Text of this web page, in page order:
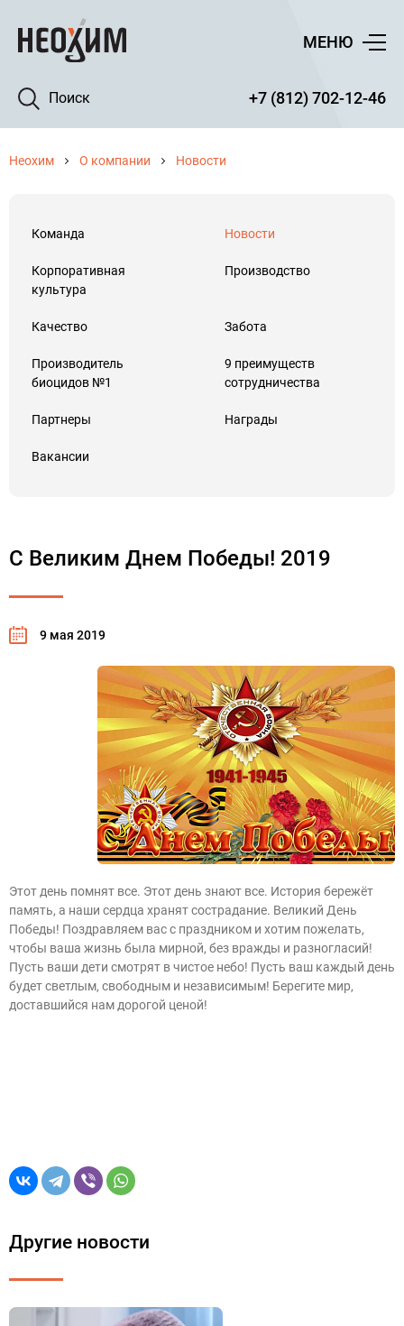
Поиск
МЕНЮ
+7 (812) 702-12-46
Неохим О компании Новости
Команда Новости
Корпоративная
культура
Производство
Качество Забота
Производитель
биоцидов №1
9 преимуществ
сотрудничества
Партнеры Награды
Вакансии
С Великим Днем Победы! 2019
9 мая 2019
Этот день помнят все. Этот день знают все. История бережёт
память, а наши сердца хранят сострадание. Великий День
Победы! Поздравляем вас с праздником и хотим пожелать,
чтобы ваша жизнь была мирной, без вражды и разногласий!
Пусть ваши дети смотрят в чистое небо! Пусть ваш каждый день
будет светлым, свободным и независимым! Берегите мир,
доставшийся нам дорогой ценой!
Другие новости